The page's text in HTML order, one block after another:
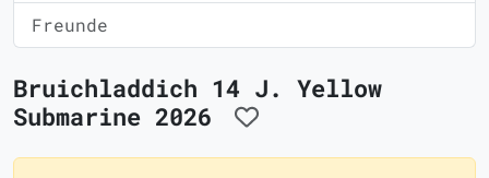
Freunde
Bruichladdich 14 J. Yellow
Submarine 2026